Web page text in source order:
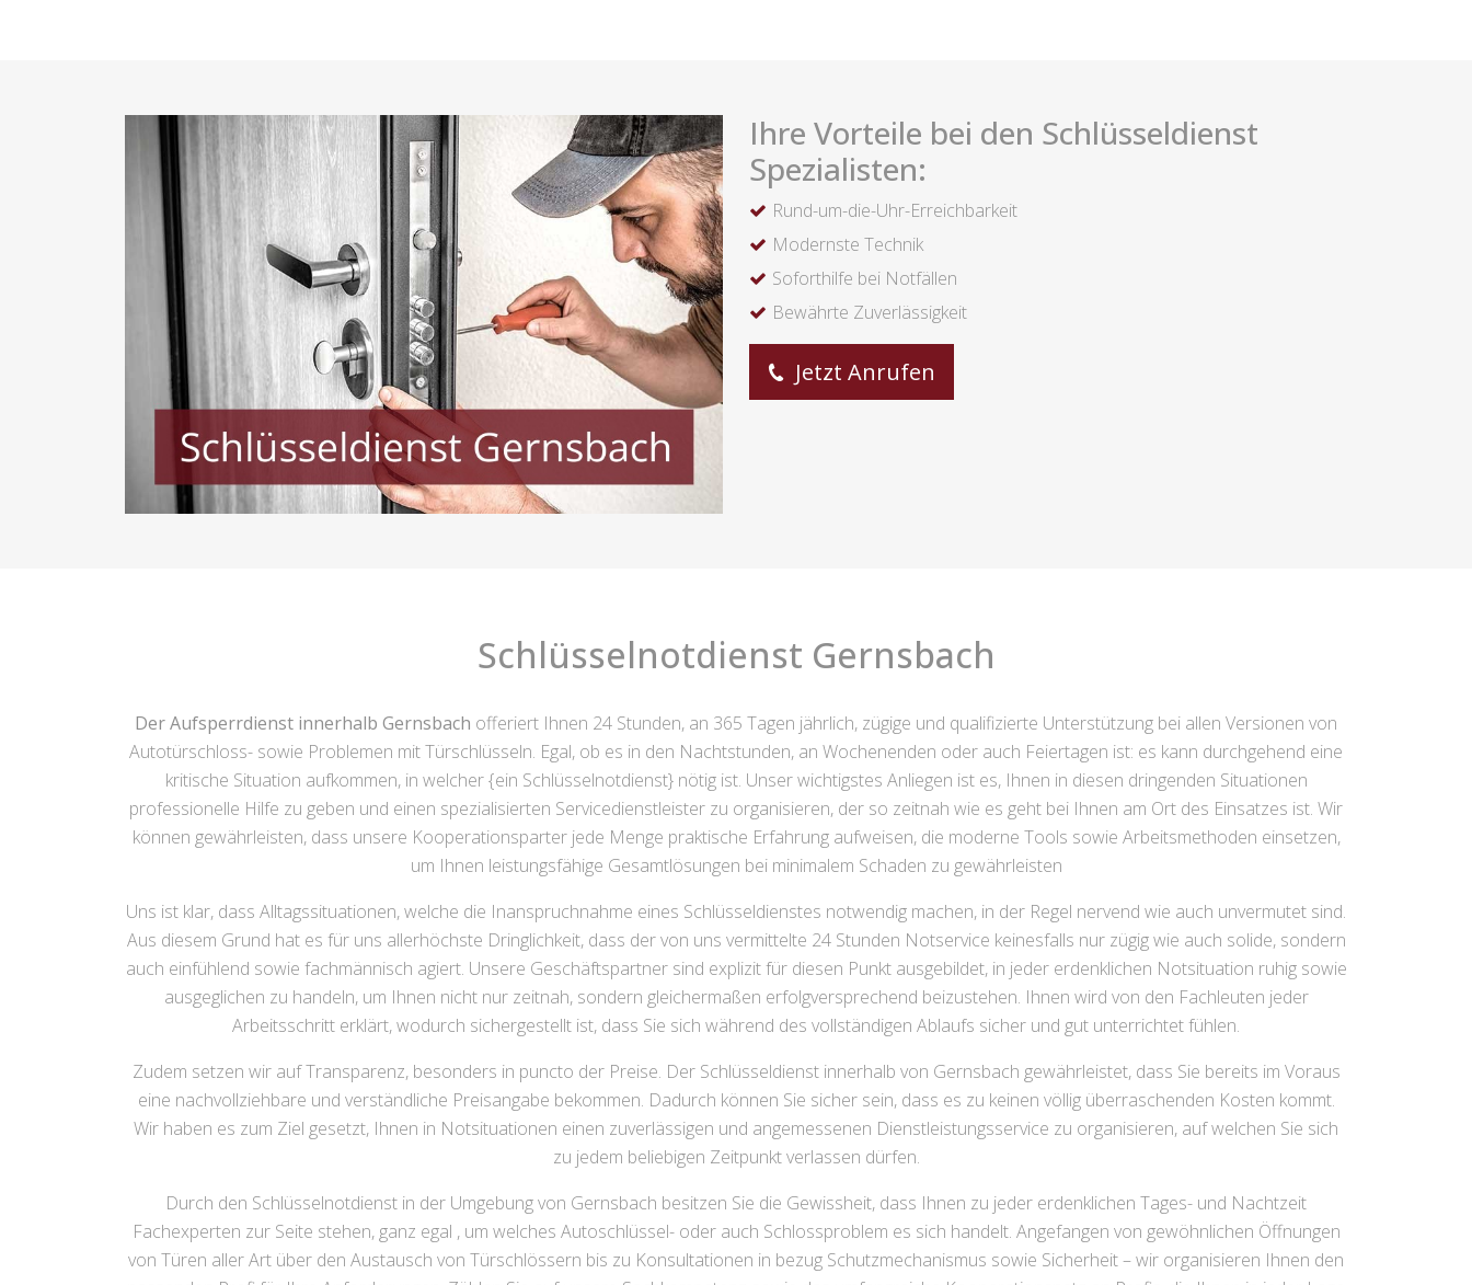
Ihre Vorteile bei den Schlüsseldienst
Spezialisten:
Rund-um-die-Uhr-Erreichbarkeit
Modernste Technik
Soforthilfe bei Notfällen
Bewährte Zuverlässigkeit
Jetzt Anrufen
Schlüsselnotdienst Gernsbach
Der Aufsperrdienst innerhalb Gernsbach offeriert Ihnen 24 Stunden, an 365 Tagen jährlich, zügige und qualifizierte Unterstützung bei allen Versionen von
Autotürschloss- sowie Problemen mit Türschlüsseln. Egal, ob es in den Nachtstunden, an Wochenenden oder auch Feiertagen ist: es kann durchgehend eine
kritische Situation aufkommen, in welcher {ein Schlüsselnotdienst} nötig ist. Unser wichtigstes Anliegen ist es, Ihnen in diesen dringenden Situationen
professionelle Hilfe zu geben und einen spezialisierten Servicedienstleister zu organisieren, der so zeitnah wie es geht bei Ihnen am Ort des Einsatzes ist. Wir
können gewährleisten, dass unsere Kooperationsparter jede Menge praktische Erfahrung aufweisen, die moderne Tools sowie Arbeitsmethoden einsetzen,
um Ihnen leistungsfähige Gesamtlösungen bei minimalem Schaden zu gewährleisten
Uns ist klar, dass Alltagssituationen, welche die Inanspruchnahme eines Schlüsseldienstes notwendig machen, in der Regel nervend wie auch unvermutet sind.
Aus diesem Grund hat es für uns allerhöchste Dringlichkeit, dass der von uns vermittelte 24 Stunden Notservice keinesfalls nur zügig wie auch solide, sondern
auch einfühlend sowie fachmännisch agiert. Unsere Geschäftspartner sind explizit für diesen Punkt ausgebildet, in jeder erdenklichen Notsituation ruhig sowie
ausgeglichen zu handeln, um Ihnen nicht nur zeitnah, sondern gleichermaßen erfolgversprechend beizustehen. Ihnen wird von den Fachleuten jeder
Arbeitsschritt erklärt, wodurch sichergestellt ist, dass Sie sich während des vollständigen Ablaufs sicher und gut unterrichtet fühlen.
Zudem setzen wir auf Transparenz, besonders in puncto der Preise. Der Schlüsseldienst innerhalb von Gernsbach gewährleistet, dass Sie bereits im Voraus
eine nachvollziehbare und verständliche Preisangabe bekommen. Dadurch können Sie sicher sein, dass es zu keinen völlig überraschenden Kosten kommt.
Wir haben es zum Ziel gesetzt, Ihnen in Notsituationen einen zuverlässigen und angemessenen Dienstleistungsservice zu organisieren, auf welchen Sie sich
zu jedem beliebigen Zeitpunkt verlassen dürfen.
Durch den Schlüsselnotdienst in der Umgebung von Gernsbach besitzen Sie die Gewissheit, dass Ihnen zu jeder erdenklichen Tages- und Nachtzeit
Fachexperten zur Seite stehen, ganz egal , um welches Autoschlüssel- oder auch Schlossproblem es sich handelt. Angefangen von gewöhnlichen Öffnungen
von Türen aller Art über den Austausch von Türschlössern bis zu Konsultationen in bezug Schutzmechanismus sowie Sicherheit – wir organisieren Ihnen den